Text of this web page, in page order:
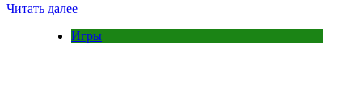
Читать далее
Игры